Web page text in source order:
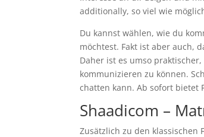
additionally, so viel wie
Du kannst wählen, wie du
möchtest. Fakt ist aber auch,
Daher ist es umso
kommunizieren zu können.
chatten kann. Ab sofort bietet
Shaadicom –
Zusätzlich zu den klassischen